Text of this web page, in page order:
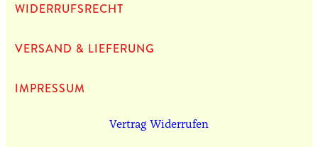
WIDERRUFSRECHT
VERSAND & LIEFERUNG
IMPRES­SUM
Vertrag Widerrufen